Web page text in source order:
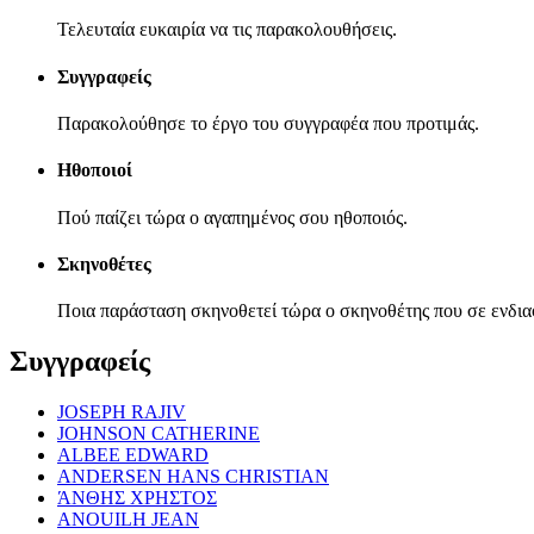
Τελευταία ευκαιρία να τις παρακολουθήσεις.
Συγγραφείς
Παρακολούθησε το έργο του συγγραφέα που προτιμάς.
Ηθοποιοί
Πού παίζει τώρα ο αγαπημένος σου ηθοποιός.
Σκηνοθέτες
Ποια παράσταση σκηνοθετεί τώρα ο σκηνοθέτης που σε
Συγγραφείς
JOSEPH RAJIV
JOHNSON CATHERINE
ALBEE EDWARD
ANDERSEN HANS CHRISTIAN
ΆΝΘΗΣ ΧΡΗΣΤΟΣ
ANOUILH JEAN